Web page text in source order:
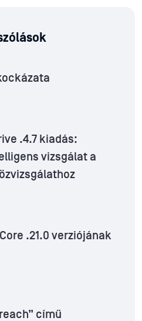
.4.7 kiadás:
vizsgálat a
.21.0 verziójának
című